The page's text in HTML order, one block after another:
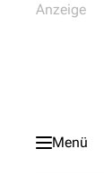
Menü